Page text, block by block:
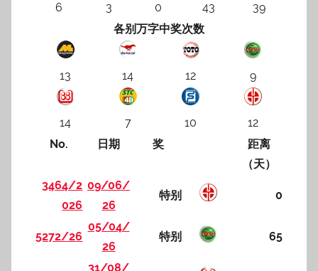
6
3 0 43
39
各别万字中奖次数
13 14 12 9
14 7 10
12
No.
日期 奖
距离
（天）
3464/2
026
09/06/
26
特别 0
5272/26
05/04/
26
特别 65
31/08/